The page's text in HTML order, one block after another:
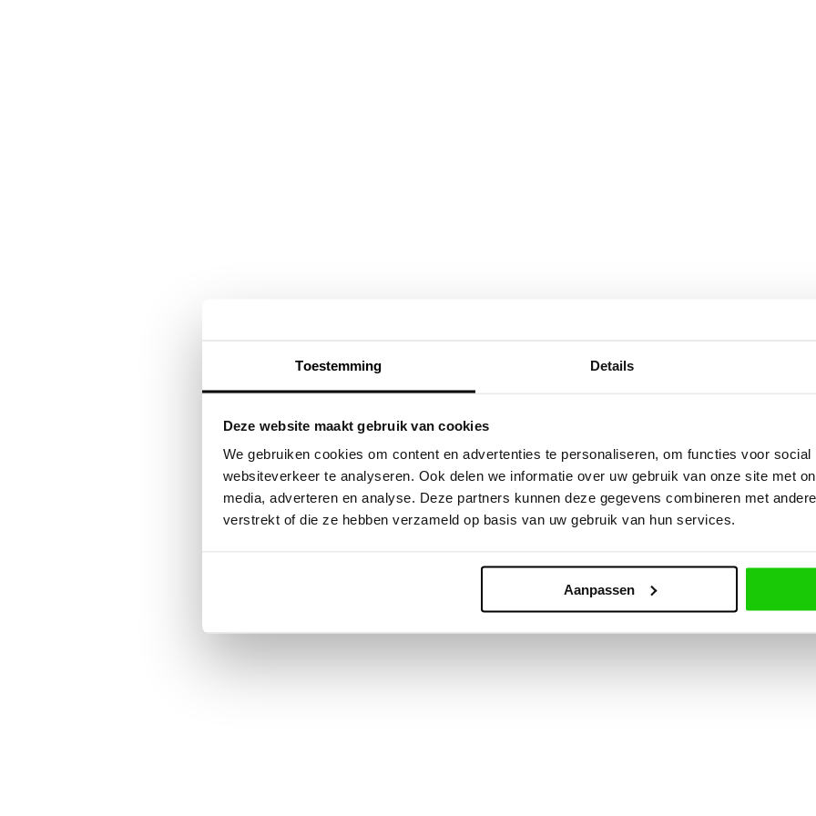
Toestemming Details
Deze website maakt gebruik van cookies
We gebruiken cookies om content en advertenties te personaliseren, om functies voor
websiteverkeer te analyseren. Ook delen we informatie over uw gebruik van onze site met
media, adverteren en analyse. Deze partners kunnen deze gegevens combineren met
verstrekt of die ze hebben verzameld op basis van uw gebruik van hun services.
Aanpassen